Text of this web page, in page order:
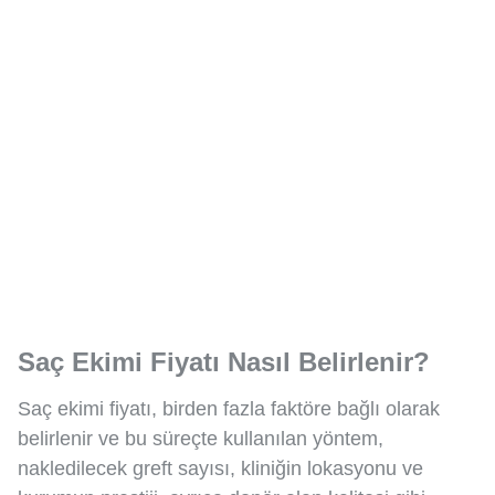
Saç Ekimi Fiyatı Nasıl Belirlenir?
Saç ekimi fiyatı, birden fazla faktöre bağlı olarak
belirlenir ve bu süreçte kullanılan yöntem,
nakledilecek greft sayısı, kliniğin lokasyonu ve